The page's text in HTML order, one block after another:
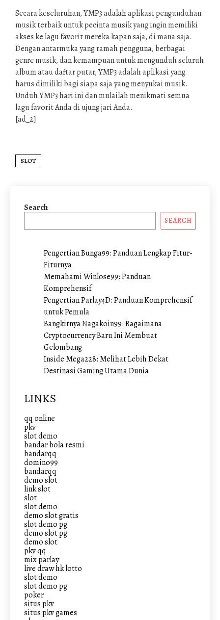
Secara keseluruhan, YMP3 adalah aplikasi pengunduhan
musik terbaik untuk pecinta musik yang ingin memiliki
akses ke lagu favorit mereka kapan saja, di mana saja.
Dengan antarmuka yang ramah pengguna, berbagai
genre musik, dan kemampuan untuk mengunduh seluruh
album atau daftar putar, YMP3 adalah aplikasi yang
harus dimiliki bagi siapa saja yang menyukai musik.
Unduh YMP3 hari ini dan mulailah menikmati semua
lagu favorit Anda di ujung jari Anda.
[ad_2]
SLOT
Search
SEARCH
Pengertian Bunga99: Panduan Lengkap Fitur-
Fiturnya
Memahami Winlose99: Panduan
Komprehensif
Pengertian Parlay4D: Panduan Komprehensif
untuk Pemula
Bangkitnya Nagakoin99: Bagaimana
Cryptocurrency Baru Ini Membuat
Gelombang
Inside Mega228: Melihat Lebih Dekat
Destinasi Gaming Utama Dunia
LINKS
qq online
pkv
slot demo
bandar bola resmi
bandarqq
domino99
bandarqq
demo slot
link slot
slot
slot demo
demo slot gratis
slot demo pg
demo slot pg
demo slot
pkv qq
mix parlay
live draw hk lotto
slot demo
slot demo pg
poker
situs pkv
situs pkv games